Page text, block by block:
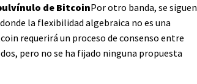
de BitcoinPor otro banda, se siguen
la flexibilidad algebraica no es una
requerirá un proceso de consenso entre
pero no se ha fijado ninguna propuesta